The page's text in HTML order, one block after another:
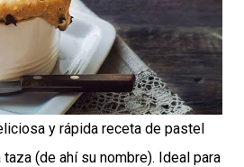
y rápida receta de pastel
(de ahí su nombre). Ideal para